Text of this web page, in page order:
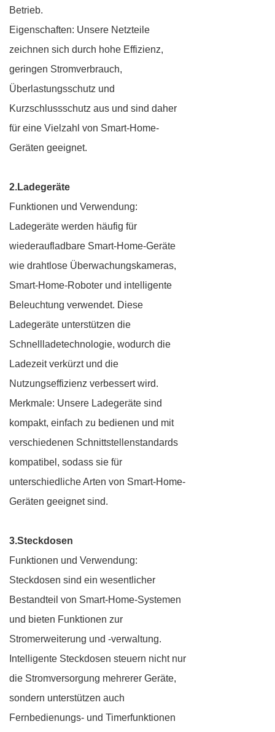
Betrieb.
Eigenschaften: Unsere Netzteile
zeichnen sich durch hohe Effizienz,
geringen Stromverbrauch,
Überlastungsschutz und
Kurzschlussschutz aus und sind daher
für eine Vielzahl von Smart-Home-
Geräten geeignet.
2.Ladegeräte
Funktionen und Verwendung:
Ladegeräte werden häufig für
wiederaufladbare Smart-Home-Geräte
wie drahtlose Überwachungskameras,
Smart-Home-Roboter und intelligente
Beleuchtung verwendet. Diese
Ladegeräte unterstützen die
Schnellladetechnologie, wodurch die
Ladezeit verkürzt und die
Nutzungseffizienz verbessert wird.
Merkmale: Unsere Ladegeräte sind
kompakt, einfach zu bedienen und mit
verschiedenen Schnittstellenstandards
kompatibel, sodass sie für
unterschiedliche Arten von Smart-Home-
Geräten geeignet sind.
3.Steckdosen
Funktionen und Verwendung:
Steckdosen sind ein wesentlicher
Bestandteil von Smart-Home-Systemen
und bieten Funktionen zur
Stromerweiterung und -verwaltung.
Intelligente Steckdosen steuern nicht nur
die Stromversorgung mehrerer Geräte,
sondern unterstützen auch
Fernbedienungs- und Timerfunktionen